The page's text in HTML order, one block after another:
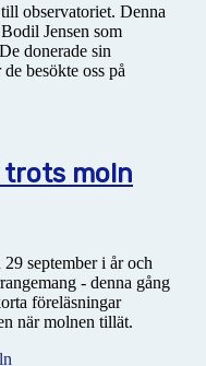
observatoriet. Denna
Jensen som
donerade sin
besökte oss på
moln
september i år och
- denna gång
föreläsningar
när molnen tillät.